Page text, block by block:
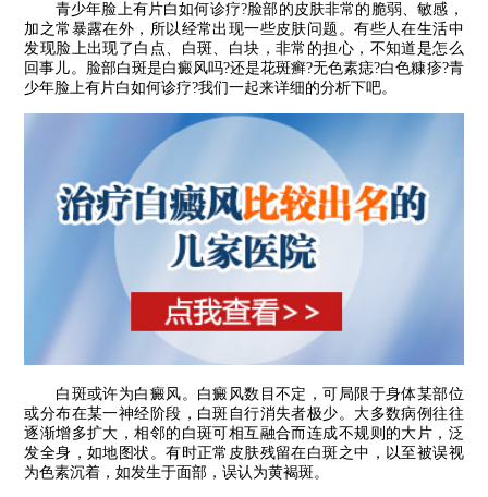
青少年脸上有片白如何诊疗?脸部的皮肤非常的脆弱、敏感，
加之常暴露在外，所以经常出现一些皮肤问题。有些人在生活中
发现脸上出现了白点、白斑、白块，非常的担心，不知道是怎么
回事儿。脸部白斑是白癜风吗?还是花斑癣?无色素痣?白色糠疹?青
少年脸上有片白如何诊疗?我们一起来详细的分析下吧。
白斑或许为白癜风。白癜风数目不定，可局限于身体某部位
或分布在某一神经阶段，白斑自行消失者极少。大多数病例往往
逐渐增多扩大，相邻的白斑可相互融合而连成不规则的大片，泛
发全身，如地图状。有时正常皮肤残留在白斑之中，以至被误视
为色素沉着，如发生于面部，误认为黄褐斑。